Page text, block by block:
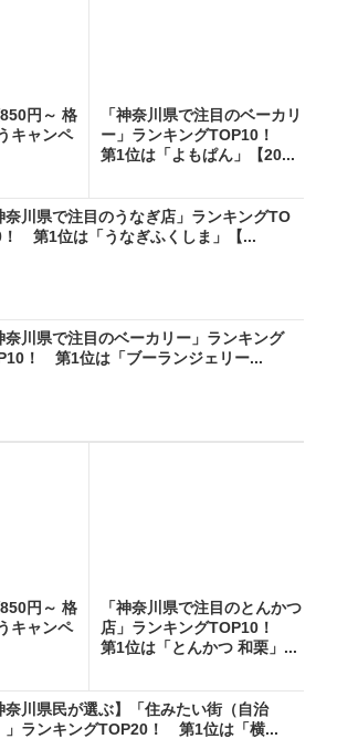
円～ 格
キャンペ
「神奈川県で注目のベーカリ
ー」ランキングTOP10！
第1位は「よもぱん」【20...
奈川県で注目のうなぎ店」ランキングTO
！ 第1位は「うなぎふくしま」【...
奈川県で注目のベーカリー」ランキング
！ 第1位は「ブーランジェリー...
円～ 格
キャンペ
「神奈川県で注目のとんかつ
店」ランキングTOP10！
第1位は「とんかつ 和栗」...
奈川県民が選ぶ】「住みたい街（自治
」ランキングTOP20！ 第1位は「横...